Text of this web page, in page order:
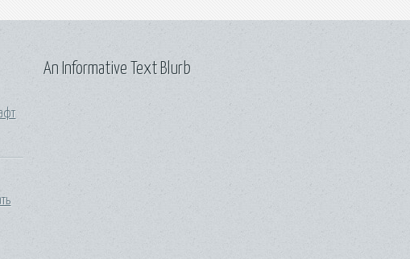
An Informative Text Blurb